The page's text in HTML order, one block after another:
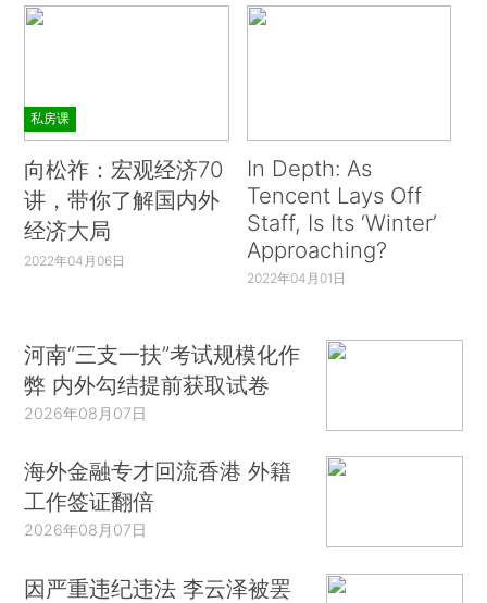
私房课
向松祚：宏观经济70
讲，带你了解国内外
经济大局
2022年04月06日
In Depth: As
Tencent Lays Off
Staff, Is Its ‘Winter’
Approaching?
2022年04月01日
河南“三支一扶”考试规模化作
弊 内外勾结提前获取试卷
2026年08月07日
海外金融专才回流香港 外籍
工作签证翻倍
2026年08月07日
因严重违纪违法 李云泽被罢